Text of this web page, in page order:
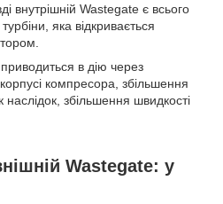
внутрішній Wastegate є всього
яка відкривається
в дію через
компресора, збільшення
наслідок, збільшення швидкості
Wastegate: у